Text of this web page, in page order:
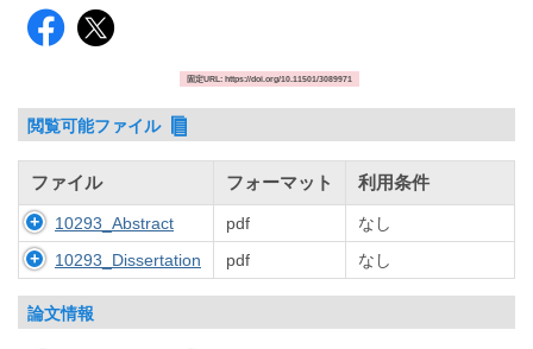
固定URL: https://doi.org/10.11501/3089971
閲覧可能ファイル
ファイル フォーマット 利用条件
10293_Abstract pdf
なし
10293_Dissertation
pdf なし
論文情報